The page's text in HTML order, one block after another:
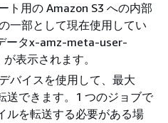
ト用の Amazon S3 への内部
一部として現在使用してい
ータx-amz-meta-user-
表示されます。
バイスを使用して、最大
送できます。1 つのジョブで
ルを転送する必要がある場